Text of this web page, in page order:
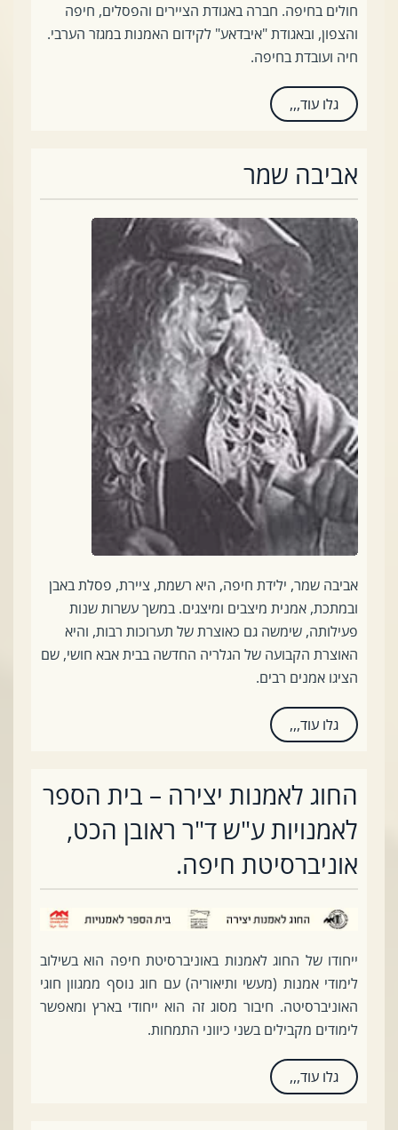
חולים בחיפה. חברה באגודת הציירים והפסלים, חיפה
והצפון, ובאגודת "איבדאע" לקידום האמנות במגזר הערבי.
חיה ועובדת בחיפה.
גלו עוד,,,
אביבה שמר
אביבה שמר, ילידת חיפה, היא רשמת, ציירת, פסלת באבן
ובמתכת, אמנית מיצבים ומיצגים. במשך עשרות שנות
פעילותה, שימשה גם כאוצרת של תערוכות רבות, והיא
האוצרת הקבועה של הגלריה החדשה בבית אבא חושי, שם
הציגו אמנים רבים.
גלו עוד,,,
החוג לאמנות יצירה – בית הספר
לאמנויות ע"ש ד"ר ראובן הכט,
אוניברסיטת חיפה.
ייחודו של החוג לאמנות באוניברסיטת חיפה הוא בשילוב
לימודי אמנות (מעשי ותיאוריה) עם חוג נוסף ממגוון חוגי
האוניברסיטה. חיבור מסוג זה הוא ייחודי בארץ ומאפשר
לימודים מקבילים בשני כיווני התמחות.
גלו עוד,,,